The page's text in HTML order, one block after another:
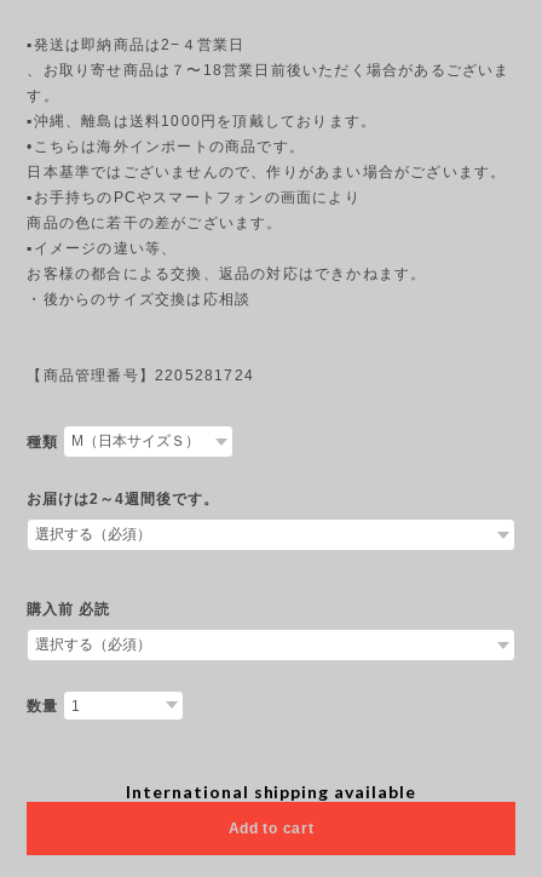
▪発送は即納商品は2−４営業日
、お取り寄せ商品は７〜18営業日前後いただく場合があるございま
す。
▪︎沖縄、離島は送料1000円を頂戴しております。
•こちらは海外インポートの商品です。
日本基準ではございませんので、作りがあまい場合がございます。
▪︎お手持ちのPCやスマートフォンの画面により
商品の色に若干の差がございます。
▪︎イメージの違い等、
お客様の都合による交換、返品の対応はできかねます。
・後からのサイズ交換は応相談
【商品管理番号】2205281724
種類
お届けは2～4週間後です。
購入前 必読
数量
International shipping available
Add to cart